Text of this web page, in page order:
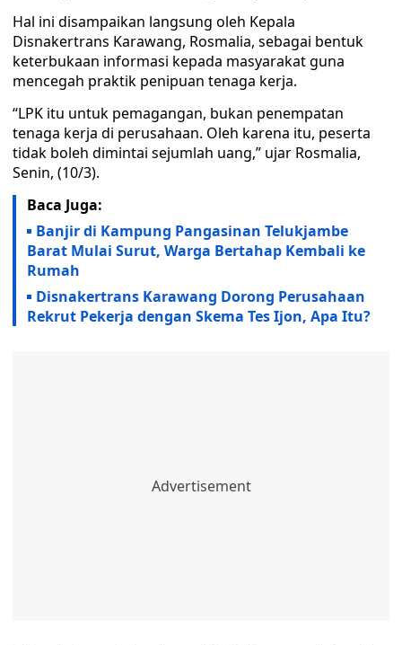
Hal ini disampaikan langsung oleh Kepala
Disnakertrans Karawang, Rosmalia, sebagai bentuk
keterbukaan informasi kepada masyarakat guna
mencegah praktik penipuan tenaga kerja.
“LPK itu untuk pemagangan, bukan penempatan
tenaga kerja di perusahaan. Oleh karena itu, peserta
tidak boleh dimintai sejumlah uang,” ujar Rosmalia,
Senin, (10/3).
Baca Juga:
Banjir di Kampung Pangasinan Telukjambe
Barat Mulai Surut, Warga Bertahap Kembali ke
Rumah
Disnakertrans Karawang Dorong Perusahaan
Rekrut Pekerja dengan Skema Tes Ijon, Apa Itu?